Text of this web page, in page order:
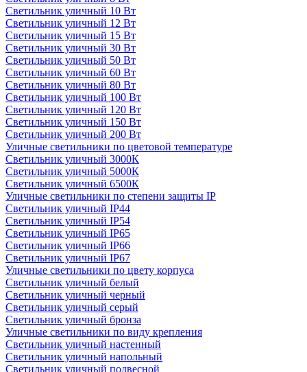
Светильник уличный 10 Вт
Светильник уличный 12 Вт
Светильник уличный 15 Вт
Светильник уличный 30 Вт
Светильник уличный 50 Вт
Светильник уличный 60 Вт
Светильник уличный 80 Вт
Светильник уличный 100 Вт
Светильник уличный 120 Вт
Светильник уличный 150 Вт
Светильник уличный 200 Вт
Уличные светильники по цветовой температуре
Cветильник уличный 3000К
Cветильник уличный 5000К
Cветильник уличный 6500К
Уличные светильники по степени защиты IP
Светильник уличный IP44
Светильник уличный IP54
Светильник уличный IP65
Светильник уличный IP66
Светильник уличный IP67
Уличные светильники по цвету корпуса
Светильник уличный белый
Светильник уличный черный
Светильник уличный серый
Светильник уличный бронза
Уличные светильники по виду крепления
Светильник уличный настенный
Светильник уличный напольный
Светильник уличный подвесной